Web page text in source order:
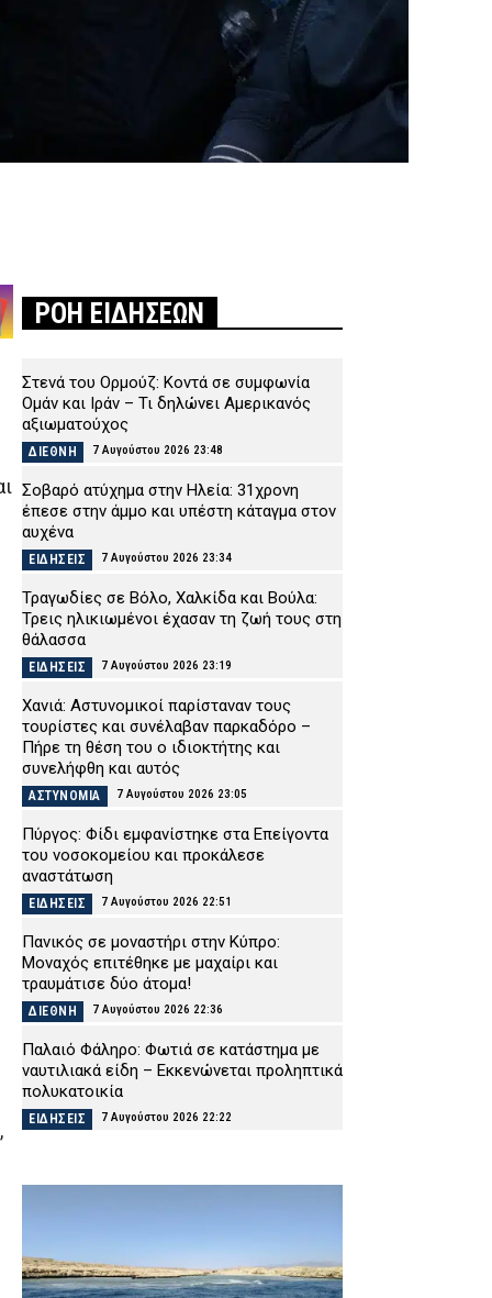
ΡΟΗ ΕΙΔΗΣΕΩΝ
Στενά του Ορμούζ: Κοντά σε συμφωνία
Ομάν και Ιράν – Τι δηλώνει Αμερικανός
αξιωματούχος
ΔΙΕΘΝΗ 7 Αυγούστου 2026 23:48
Σοβαρό ατύχημα στην Ηλεία: 31χρονη
έπεσε στην άμμο και υπέστη κάταγμα στον
αυχένα
ΕΙΔΗΣΕΙΣ 7 Αυγούστου 2026 23:34
Τραγωδίες σε Βόλο, Χαλκίδα και Βούλα:
Τρεις ηλικιωμένοι έχασαν τη ζωή τους στη
θάλασσα
ΕΙΔΗΣΕΙΣ 7 Αυγούστου 2026 23:19
Χανιά: Αστυνομικοί παρίσταναν τους
τουρίστες και συνέλαβαν παρκαδόρο –
Πήρε τη θέση του ο ιδιοκτήτης και
συνελήφθη και αυτός
ΑΣΤΥΝΟΜΙΑ 7 Αυγούστου 2026 23:05
Πύργος: Φίδι εμφανίστηκε στα Επείγοντα
του νοσοκομείου και προκάλεσε
αναστάτωση
ΕΙΔΗΣΕΙΣ 7 Αυγούστου 2026 22:51
Πανικός σε μοναστήρι στην Κύπρο:
Μοναχός επιτέθηκε με μαχαίρι και
τραυμάτισε δύο άτομα!
ΔΙΕΘΝΗ 7 Αυγούστου 2026 22:36
Παλαιό Φάληρο: Φωτιά σε κατάστημα με
ναυτιλιακά είδη – Εκκενώνεται προληπτικά
πολυκατοικία
ΕΙΔΗΣΕΙΣ 7 Αυγούστου 2026 22:22
Σκιάθος: «Με ξυλοκόπησαν και με άφησαν
αιμόφυρτο στο δρόμο» – Άγριος καβγάς με